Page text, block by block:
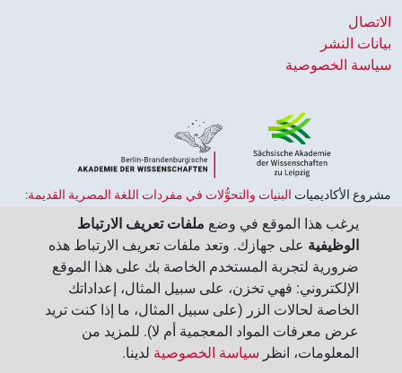
الاتصال
بيانات النشر
سياسة الخصوصية
مشروع الأكاديميات ‏ البنيات والتحوُّلات في مفردات اللغة المصرية القديمة:
الممول من قبل الحكومة الاتحادية وحكومات الولايات بجمهورية ألمانيا
الاتحادية، وهو يهدف إلى الحفاظ على تراثنا الثقافي واسترجاعه واستكشافه.
يُنسَّق البرنامج من قِبلاتحاد الأكاديميات الألمانية للعلوم والإنسانيات‏.
يرغب هذا الموقع في وضع ملفات تعريف الارتباط
الوظيفية على جهازك. وتعد ملفات تعريف الارتباط هذه
ضرورية لتجربة المستخدم الخاصة بك على هذا الموقع
الإلكتروني: فهي تخزن، على سبيل المثال، إعداداتك
الخاصة لحالات الزر (على سبيل المثال، ما إذا كنت تريد
عرض معرفات المواد المعجمية أم لا). للمزيد من
المعلومات، انظر سياسة الخصوصية لدينا.‏